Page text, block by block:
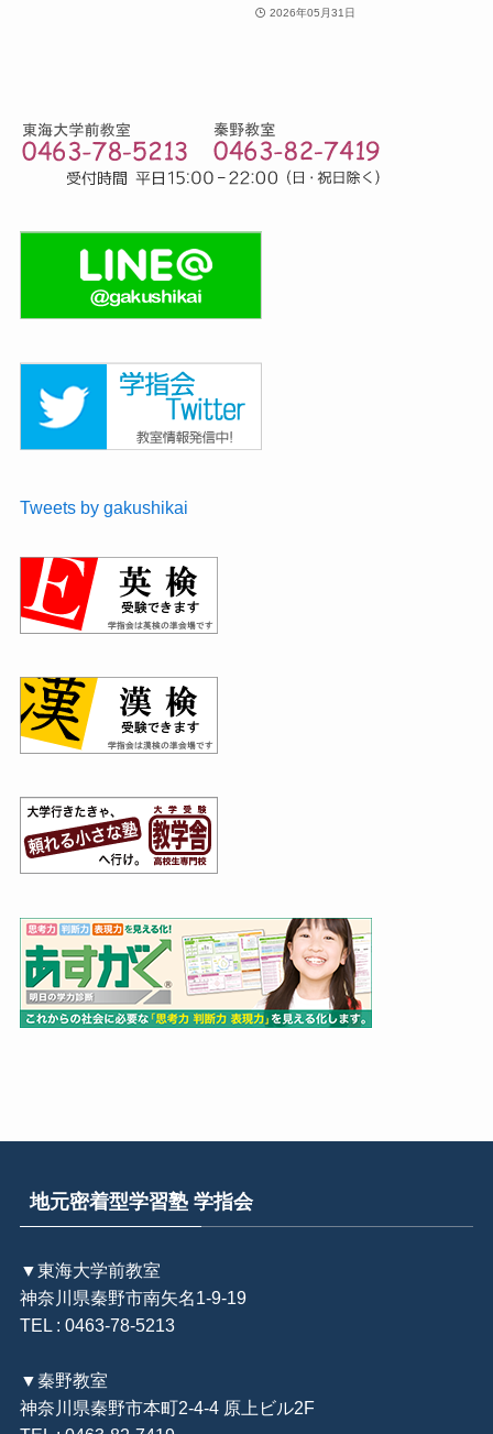
2026年05月31日
Tweets by gakushikai
地元密着型学習塾 学指会
▼東海大学前教室
神奈川県秦野市南矢名1-9-19
TEL : 0463-78-5213
▼秦野教室
神奈川県秦野市本町2-4-4 原上ビル2F